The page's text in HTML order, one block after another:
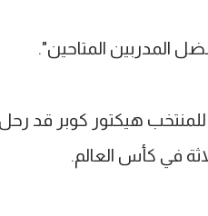
المدربين المتاحين".
للمنتخب هيكتور كوبر قد
في كأس العالم.